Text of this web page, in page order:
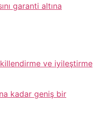
garanti altına
ve iyileştirme
kadar geniş bir